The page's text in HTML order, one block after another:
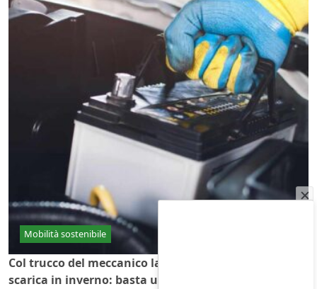
Mobilità sostenibile
Col trucco del meccanico la batteria dell'auto non si
scarica in inverno: basta un gesto